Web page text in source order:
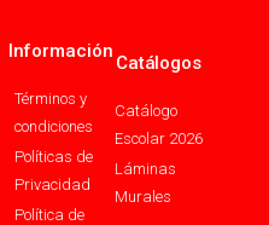
Información
Términos y
condiciones
Políticas de
Privacidad
Política de
Catálogos
Catálogo
Escolar 2026
Láminas
Murales